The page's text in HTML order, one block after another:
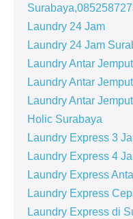
Laundry 24 Jam
Laundry 24 Jam
Laundry Antar Jemput
Laundry Antar
Laundry Antar
Holic Surabaya
Laundry Express 3
Laundry Express 4
Laundry Express
Laundry Express
Laundry Express di